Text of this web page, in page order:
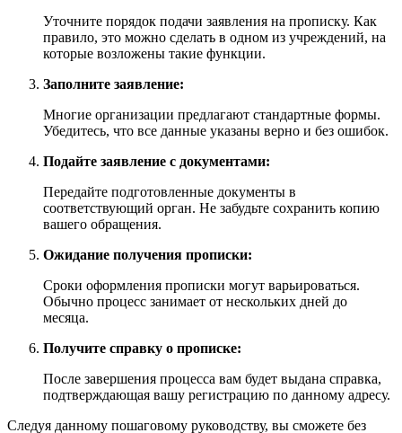
Уточните порядок подачи заявления на прописку. Как
правило, это можно сделать в одном из учреждений, на
которые возложены такие функции.
Заполните заявление:
Многие организации предлагают стандартные формы.
Убедитесь, что все данные указаны верно и без ошибок.
Подайте заявление с документами:
Передайте подготовленные документы в
соответствующий орган. Не забудьте сохранить копию
вашего обращения.
Ожидание получения прописки:
Сроки оформления прописки могут варьироваться.
Обычно процесс занимает от нескольких дней до
месяца.
Получите справку о прописке:
После завершения процесса вам будет выдана справка,
подтверждающая вашу регистрацию по данному адресу.
Следуя данному пошаговому руководству, вы сможете без